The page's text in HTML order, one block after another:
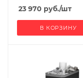
23 970 руб./шт
В КОРЗИНУ